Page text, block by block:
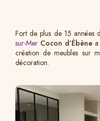
Fort de plus de 15 années
sur-Mer Cocon d’Ébène
création de meubles sur
décoration.